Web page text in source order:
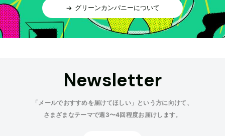
グリーンカンパニーについて
Newsletter
「メールでおすすめを届けてほしい」という方に向けて、
さまざまなテーマで週3〜4回程度お届けします。